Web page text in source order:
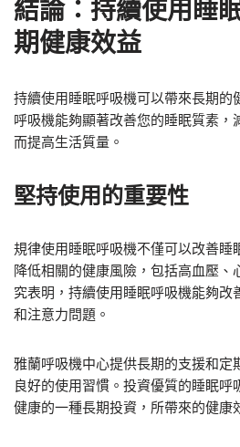
結論：持續使用睡
期健康效益
持續使用睡眠呼吸機可以帶來長期的
呼吸機能夠顯著改善您的睡眠質素，
而提高生活質量。
堅持使用的重要性
規律使用睡眠呼吸機不僅可以改善睡
降低相關的健康風險，包括高血壓、
究表明，持續使用睡眠呼吸機能夠改
和注意力問題。
雅蘭呼吸機中心提供長期的支援和定
良好的使用習慣。投資優質的睡眠呼
健康的一種長期投資，所帶來的健康